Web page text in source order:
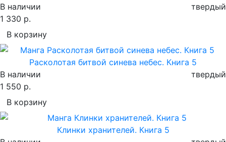
В наличии
твердый
1 330 р.
В корзину
Расколотая битвой синева небес. Книга 5
В наличии
твердый
1 550 р.
В корзину
Клинки хранителей. Книга 5